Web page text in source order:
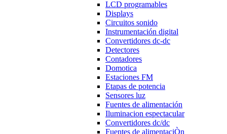
LCD programables
Displays
Circuitos sonido
Instrumentación digital
Convertidores dc-dc
Detectores
Contadores
Domotica
Estaciones FM
Etapas de potencia
Sensores luz
Fuentes de alimentación
Iluminacion espectacular
Convertidores dc/dc
Fuentes de alimentaciÒn